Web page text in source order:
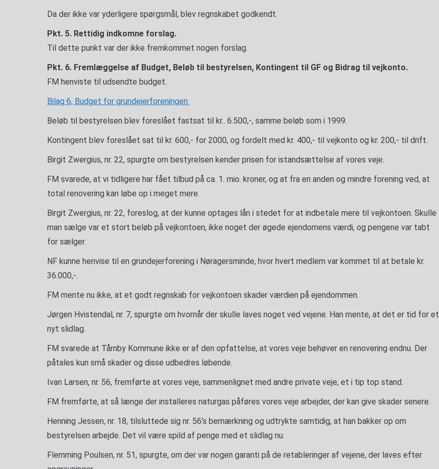
Da der ikke var yderligere spørgsmål, blev regnskabet godkendt.
Pkt. 5. Rettidig indkomne forslag.
Til dette punkt var der ikke fremkommet nogen forslag.
Pkt. 6. Fremlæggelse af Budget, Beløb til bestyrelsen, Kontingent til GF og Bidrag til vejkonto.
FM henviste til udsendte budget.
Bilag 6, Budget for grundejerforeningen.
Beløb til bestyrelsen blev foreslået fastsat til kr.. 6.500,-, samme beløb som i 1999.
Kontingent blev foreslået sat til kr. 600,- for 2000, og fordelt med kr. 400,- til vejkonto og kr. 200,- til drift.
Birgit Zwergius, nr. 22, spurgte om bestyrelsen kender prisen for istandsættelse af vores veje.
FM svarede, at vi tidligere har fået tilbud på ca. 1. mio. kroner, og at fra en anden og mindre forening ved, at
total renovering kan løbe op i meget mere.
Birgit Zwergius, nr. 22, foreslog, at der kunne optages lån i stedet for at indbetale mere til vejkontoen. Skulle
man sælge var et stort beløb på vejkontoen, ikke noget der øgede ejendomens værdi, og pengene var tabt
for sælger.
NF kunne henvise til en grundejerforening i Nøragersminde, hvor hvert medlem var kommet til at betale kr.
36.000,-.
FM mente nu ikke, at et godt regnskab for vejkontoen skader værdien på ejendommen.
Jørgen Hvistendal, nr. 7, spurgte om hvornår der skulle laves noget ved vejene. Han mente, at det er tid for et
nyt slidlag.
FM svarede at Tårnby Kommune ikke er af den opfattelse, at vores veje behøver en renovering endnu. Der
påtales kun små skader og disse udbedres løbende.
Ivan Larsen, nr. 56, fremførte at vores veje, sammenlignet med andre private veje, et i tip top stand.
FM fremførte, at så længe der installeres naturgas påføres vores veje arbejder, der kan give skader senere.
Henning Jessen, nr. 18, tilsluttede sig nr. 56’s bemærkning og udtrykte samtidig, at han bakker op om
bestyrelsen arbejde. Det vil være spild af penge med et slidlag nu.
Flemming Poulsen, nr. 51, spurgte, om der var nogen garanti på de retableringer af vejene, der laves efter